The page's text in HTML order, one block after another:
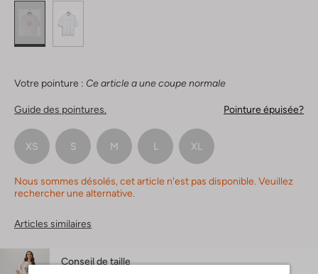
Votre pointure : Ce article a une coupe normale
Guide des pointures. Pointure épuisée?
XS S M L XL
Nous sommes désolés, cet article n'est pas disponible. Veuillez
rechercher une alternative.
Articles similaires
Conseil de taille